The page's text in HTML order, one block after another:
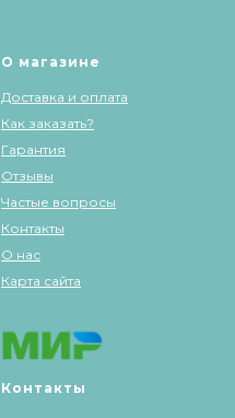
О магазине
Доставка и оплата
Контакты
Как заказать?
Гарантия
Отзывы
Частые вопросы
Контакты
О нас
Карта сайта